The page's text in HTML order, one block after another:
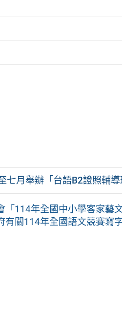
七月舉辦「台語B2證照輔導
「114年全國中小學客家藝
有關114年全國語文競賽寫